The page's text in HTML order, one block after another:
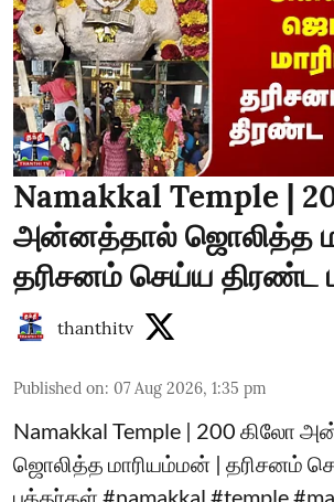
Namakkal Temple |
அன்னத்தால் ஜொலித்த
தரிசனம் செய்ய திரண்ட
thanthitv
Published on: 07 Aug 2026, 1:35 pm
Namakkal Temple | 200 கிலோ
ஜொலித்த மாரியம்மன் | தரிசனம்
பக்தர்கள் #namakkal #temple